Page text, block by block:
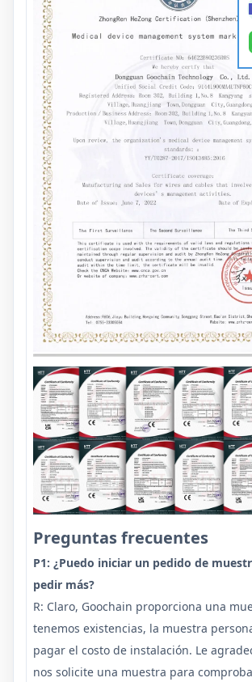
Preguntas frecuentes
P1: ¿Puedo iniciar un pedido de
pedir más?
R: Claro, Goochain proporciona una
tenemos existencias, la muestra
pagar el costo de instalación. Le
nos solicite una muestra para